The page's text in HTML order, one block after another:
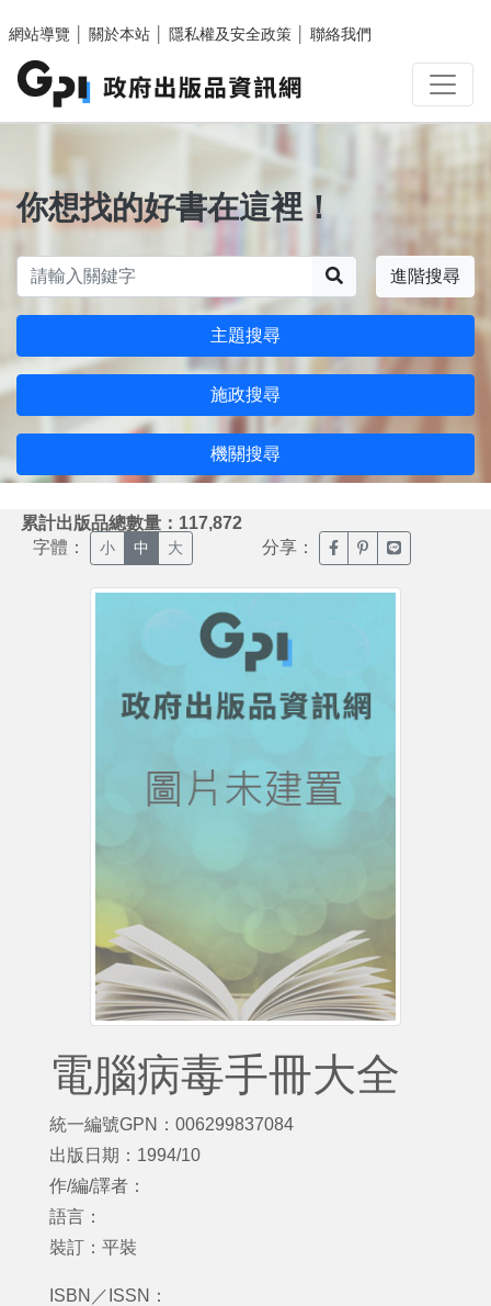
網站導覽
關於本站 隱私權及安全政策 聯絡我們
你想找的好書在這裡！
進階搜尋
主題搜尋
施政搜尋
機關搜尋
累計出版品總數量：117,872
字體： 小 中 大 分享： 臉書分享(另開新視窗)
噗浪分享(另開新
Line分享(另
電腦病毒手冊大全
統一編號GPN：006299837084
出版日期：1994/10
作/編/譯者：
語言：
裝訂：平裝
ISBN／ISSN：